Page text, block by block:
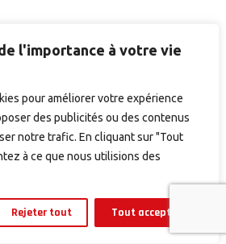
l'importance à votre vie
pour améliorer votre expérience
des publicités ou des contenus
notre trafic. En cliquant sur "Tout
à ce que nous utilisions des
Rejeter tout Tout accepter
DU SYNDICAT
GUIDES